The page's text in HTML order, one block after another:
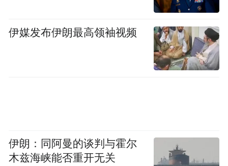
伊媒发布伊朗最高领袖视频
伊朗：同阿曼的谈判与霍尔
木兹海峡能否重开无关